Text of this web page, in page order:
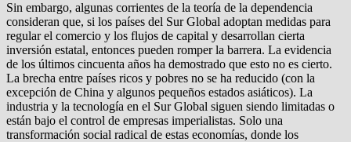
Sin embargo, algunas corrientes de la teoría de la dependencia
consideran que, si los países del Sur Global adoptan medidas para
regular el comercio y los flujos de capital y desarrollan cierta
inversión estatal, entonces pueden romper la barrera. La evidencia
de los últimos cincuenta años ha demostrado que esto no es cierto.
La brecha entre países ricos y pobres no se ha reducido (con la
excepción de China y algunos pequeños estados asiáticos). La
industria y la tecnología en el Sur Global siguen siendo limitadas o
están bajo el control de empresas imperialistas. Solo una
transformación social radical de estas economías, donde los